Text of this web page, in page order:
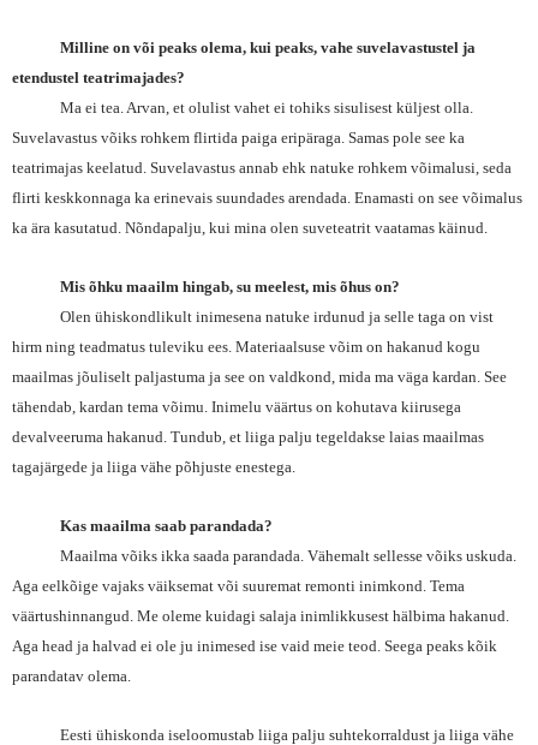
Milline on või peaks olema, kui peaks, vahe suvelavastustel ja
etendustel teatrimajades?
Ma ei tea. Arvan, et olulist vahet ei tohiks sisulisest küljest olla.
Suvelavastus võiks rohkem flirtida paiga eripäraga. Samas pole see ka
teatrimajas keelatud. Suvelavastus annab ehk natuke rohkem võimalusi, seda
flirti keskkonnaga ka erinevais suundades arendada. Enamasti on see võimalus
ka ära kasutatud. Nõndapalju, kui mina olen suveteatrit vaatamas käinud.
Mis õhku maailm hingab, su meelest, mis õhus on?
Olen ühiskondlikult inimesena natuke irdunud ja selle taga on vist
hirm ning teadmatus tuleviku ees. Materiaalsuse võim on hakanud kogu
maailmas jõuliselt paljastuma ja see on valdkond, mida ma väga kardan. See
tähendab, kardan tema võimu. Inimelu väärtus on kohutava kiirusega
devalveeruma hakanud. Tundub, et liiga palju tegeldakse laias maailmas
tagajärgede ja liiga vähe põhjuste enestega.
Kas maailma saab parandada?
Maailma võiks ikka saada parandada. Vähemalt sellesse võiks uskuda.
Aga eelkõige vajaks väiksemat või suuremat remonti inimkond. Tema
väärtushinnangud. Me oleme kuidagi salaja inimlikkusest hälbima hakanud.
Aga head ja halvad ei ole ju inimesed ise vaid meie teod. Seega peaks kõik
parandatav olema.
Eesti ühiskonda iseloomustab liiga palju suhtekorraldust ja liiga vähe